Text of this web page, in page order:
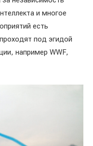
и многое
есть
под эгидой
например WWF,